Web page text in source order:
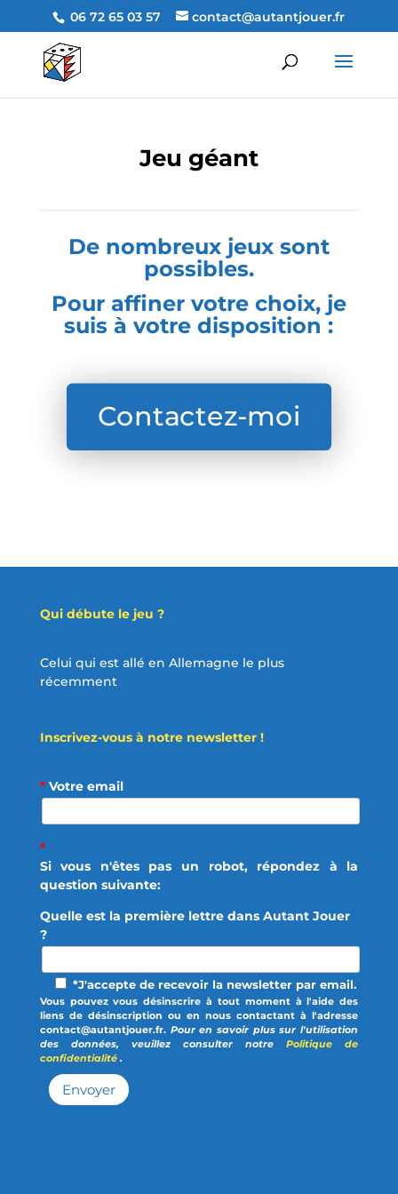
06 72 65 03 57 contact@autantjouer.fr
Jeu géant
De nombreux jeux sont
possibles.
Pour affiner votre choix, je
suis à votre disposition :
Contactez-moi
Qui débute le jeu ?
Celui qui est allé en Allemagne le plus
récemment
Inscrivez-vous à notre newsletter !
* Votre email
*
Si vous n'êtes pas un robot, répondez à la
question suivante:
Quelle est la première lettre dans Autant Jouer
?
*J'accepte de recevoir la newsletter par email.
Vous pouvez vous désinscrire à tout moment à l'aide des
liens de désinscription ou en nous contactant à l'adresse
contact@autantjouer.fr. Pour en savoir plus sur l'utilisation
des données, veuillez consulter notrePolitique de
confidentialité .